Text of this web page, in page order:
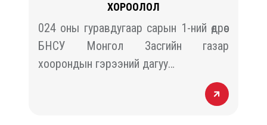
ХОРООЛОЛ
024 оны гуравдугаар сарын 1-ний өдрөөс
БНСУ Монгол Засгийн газар
хоорондын гэрээний дагуу…